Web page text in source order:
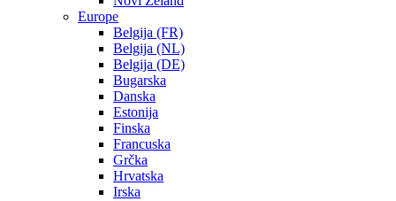
Europe
Belgija (FR)
Belgija (NL)
Belgija (DE)
Bugarska
Danska
Estonija
Finska
Francuska
Grčka
Hrvatska
Irska